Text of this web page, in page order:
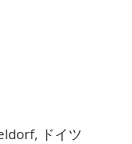
ドイツ